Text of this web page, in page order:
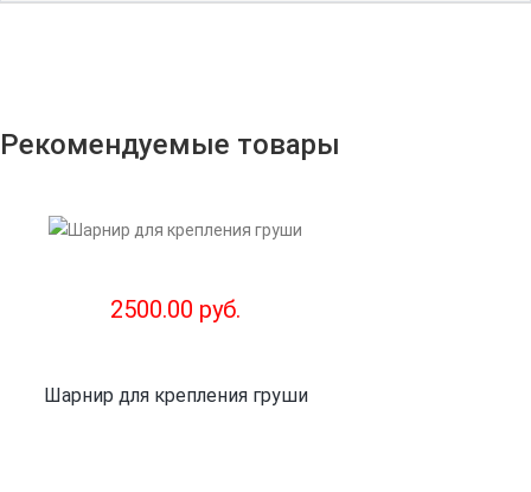
Рекомендуемые товары
2500.00 руб.
Шарнир для крепления груши